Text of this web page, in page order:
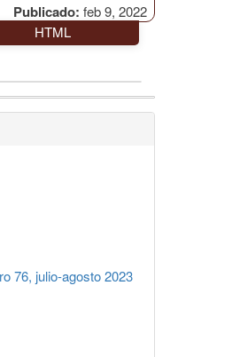
Publicado: feb 9, 2022
HTML
76, julio-agosto 2023